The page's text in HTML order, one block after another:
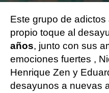
Este grupo de
propio toque al
años, junto con sus
emociones fuertes ,
Henrique Zen y
desayunos a nuevas